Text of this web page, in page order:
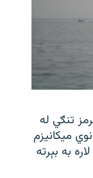
تنګي له
میکانیزم
به بېرته